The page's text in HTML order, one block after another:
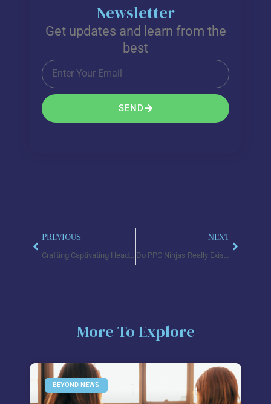
Newsletter
Get updates and learn from the
best
Email
SEND
PREVIOUS NEXT
More To Explore
BEYOND NEWS